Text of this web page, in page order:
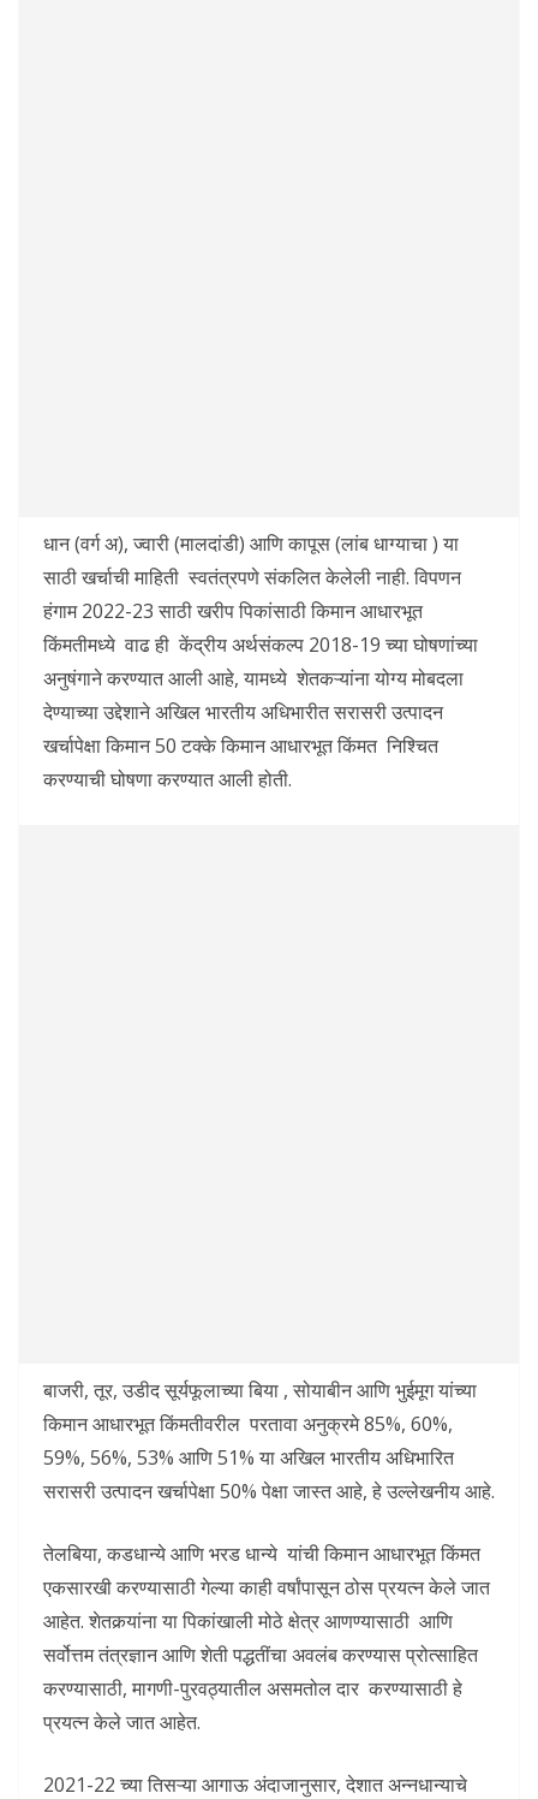
धान (वर्ग अ), ज्वारी (मालदांडी) आणि कापूस (लांब धाग्याचा ) या
साठी खर्चाची माहिती स्वतंत्रपणे संकलित केलेली नाही. विपणन
हंगाम 2022-23 साठी खरीप पिकांसाठी किमान आधारभूत
किंमतीमध्ये वाढ ही केंद्रीय अर्थसंकल्प 2018-19 च्या घोषणांच्या
अनुषंगाने करण्यात आली आहे, यामध्ये शेतकऱ्यांना योग्य मोबदला
देण्याच्या उद्देशाने अखिल भारतीय अधिभारीत सरासरी उत्पादन
खर्चापेक्षा किमान 50 टक्के किमान आधारभूत किंमत निश्चित
करण्याची घोषणा करण्यात आली होती.
बाजरी, तूर, उडीद सूर्यफूलाच्या बिया , सोयाबीन आणि भुईमूग यांच्या
किमान आधारभूत किंमतीवरील परतावा अनुक्रमे 85%, 60%,
59%, 56%, 53% आणि 51% या अखिल भारतीय अधिभारित
सरासरी उत्पादन खर्चापेक्षा 50% पेक्षा जास्त आहे, हे उल्लेखनीय आहे.
तेलबिया, कडधान्ये आणि भरड धान्ये यांची किमान आधारभूत किंमत
एकसारखी करण्यासाठी गेल्या काही वर्षांपासून ठोस प्रयत्न केले जात
आहेत. शेतकर्‍यांना या पिकांखाली मोठे क्षेत्र आणण्यासाठी आणि
सर्वोत्तम तंत्रज्ञान आणि शेती पद्धतींचा अवलंब करण्यास प्रोत्साहित
करण्यासाठी, मागणी-पुरवठ्यातील असमतोल दार करण्यासाठी हे
प्रयत्न केले जात आहेत.
2021-22 च्या तिसऱ्या आगाऊ अंदाजानुसार, देशात अन्नधान्याचे